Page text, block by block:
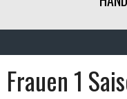
Frauen 1